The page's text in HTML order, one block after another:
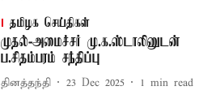
தமிழக செய்திகள்
முதல்-அமைச்சர் மு.க.ஸ்டாலினுடன்
ப.சிதம்பரம் சந்திப்பு
தினத்தந்தி 23 Dec 2025 1 min read